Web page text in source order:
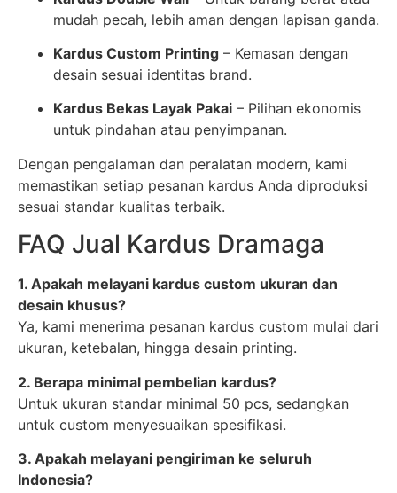
mudah pecah, lebih aman dengan lapisan ganda.
Kardus Custom Printing – Kemasan dengan
desain sesuai identitas brand.
Kardus Bekas Layak Pakai – Pilihan ekonomis
untuk pindahan atau penyimpanan.
Dengan pengalaman dan peralatan modern, kami
memastikan setiap pesanan kardus Anda diproduksi
sesuai standar kualitas terbaik.
FAQ Jual Kardus Dramaga
1. Apakah melayani kardus custom ukuran dan
desain khusus?
Ya, kami menerima pesanan kardus custom mulai dari
ukuran, ketebalan, hingga desain printing.
2. Berapa minimal pembelian kardus?
Untuk ukuran standar minimal 50 pcs, sedangkan
untuk custom menyesuaikan spesifikasi.
3. Apakah melayani pengiriman ke seluruh
Indonesia?